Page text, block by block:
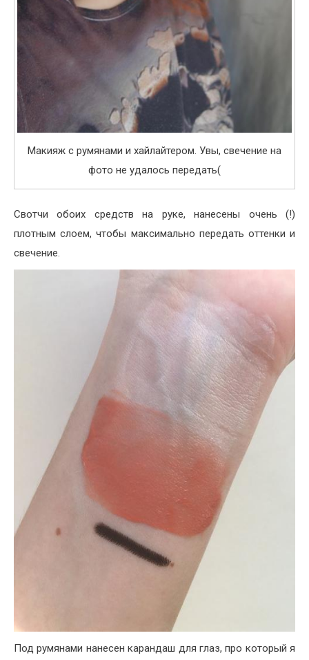
Макияж с румянами и хайлайтером. Увы, свечение на
фото не удалось передать(
Свотчи обоих средств на руке, нанесены очень (!)
плотным слоем, чтобы максимально передать оттенки и
свечение.
Под румянами нанесен карандаш для глаз, про который я